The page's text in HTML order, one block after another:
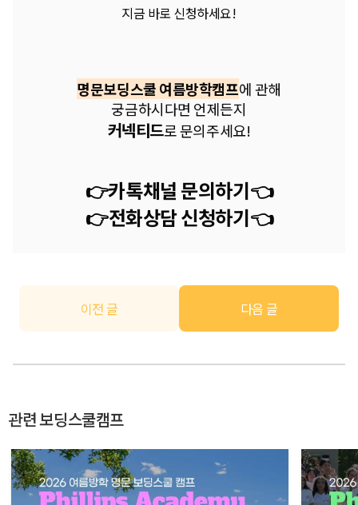
지금 바로 신청하세요!
명문보딩스쿨 여름방학캠프에 관해
궁금하시다면 언제든지
커넥티드로 문의주세요!
👉카톡채널 문의하기👈
👉전화상담 신청하기👈
이전 글 다음 글
관련 보딩스쿨캠프